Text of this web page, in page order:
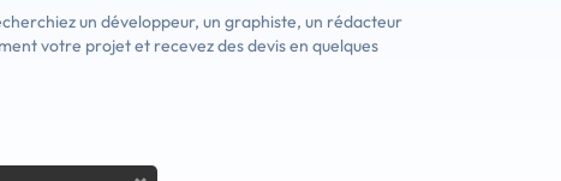
un développeur, un graphiste, un rédacteur
votre projet et recevez des devis en quelques